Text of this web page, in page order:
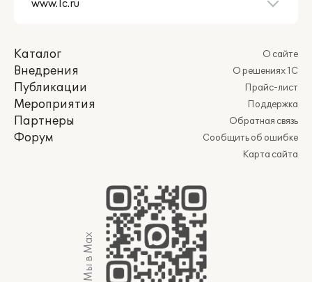
Каталог
Внедрения
Публикации
Мероприятия
Партнеры
Форум
О сайте
О решениях 1С
Прайс-лист
Поддержка
Обратная связь
Сообщить об ошибке
Карта сайта
Мы в Max